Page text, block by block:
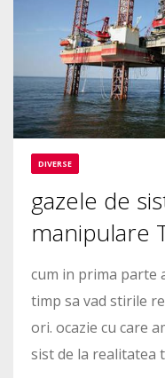
DIVERSE
gazele de
manipulare
cum in prima parte
timp sa vad stirile
ori. ocazie cu care
sist de la realitatea